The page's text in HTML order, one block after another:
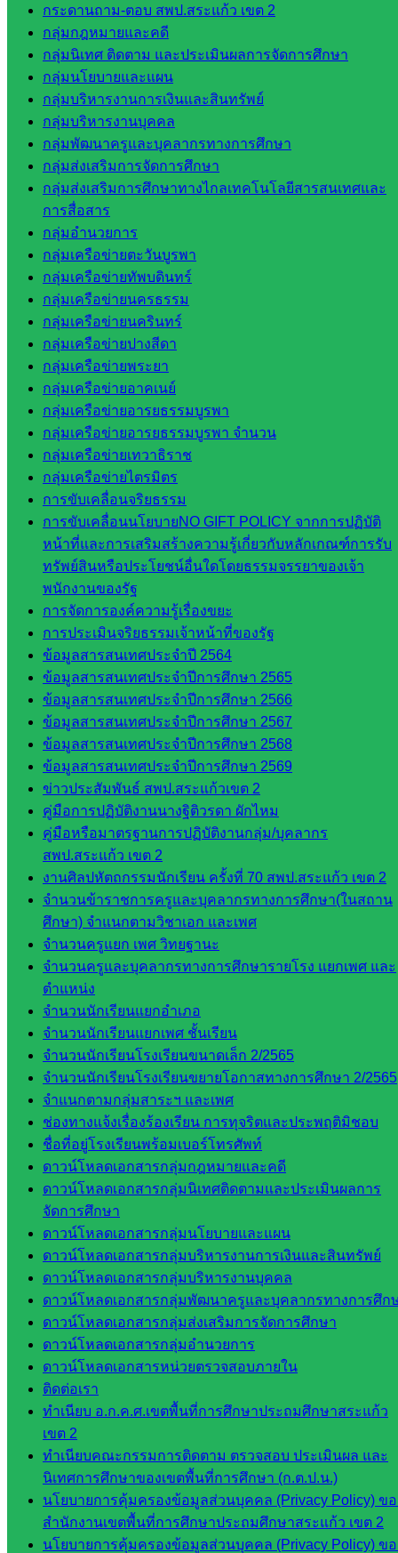
กระดานถาม-ตอบ สพป.สระแก้ว เขต 2
กลุ่มกฎหมายและคดี
กลุ่มนิเทศ ติดตาม และประเมินผลการจัดการศึกษา
กลุ่มนโยบายและแผน
กลุ่มบริหารงานการเงินและสินทรัพย์
กลุ่มบริหารงานบุคคล
กลุ่มพัฒนาครูและบุคลากรทางการศึกษา
กลุ่มส่งเสริมการจัดการศึกษา
กลุ่มส่งเสริมการศึกษาทางไกลเทคโนโลยีสารสนเทศและ
การสื่อสาร
กลุ่มอำนวยการ
กลุ่มเครือข่ายตะวันบูรพา
กลุ่มเครือข่ายทัพบดินทร์
กลุ่มเครือข่ายนครธรรม
กลุ่มเครือข่ายนครินทร์
กลุ่มเครือข่ายปางสีดา
กลุ่มเครือข่ายพระยา
กลุ่มเครือข่ายอาคเนย์
กลุ่มเครือข่ายอารยธรรมบูรพา
กลุ่มเครือข่ายอารยธรรมบูรพา จำนวน
กลุ่มเครือข่ายเทวาธิราช
กลุ่มเครือข่ายไตรมิตร
การขับเคลื่อนจริยธรรม
การขับเคลื่อนนโยบายNO GIFT POLICY จากการปฏิบัติ
หน้าที่และการเสริมสร้างความรู้เกี่ยวกับหลักเกณฑ์การรับ
ทรัพย์สินหรือประโยชน์อื่นใดโดยธรรมจรรยาของเจ้า
พนักงานของรัฐ
การจัดการองค์ความรู้เรื่องขยะ
การประเมินจริยธรรมเจ้าหน้าที่ของรัฐ
ข้อมูลสารสนเทศประจำปี 2564
ข้อมูลสารสนเทศประจำปีการศึกษา 2565
ข้อมูลสารสนเทศประจำปีการศึกษา 2566
ข้อมูลสารสนเทศประจำปีการศึกษา 2567
ข้อมูลสารสนเทศประจำปีการศึกษา 2568
ข้อมูลสารสนเทศประจำปีการศึกษา 2569
ข่าวประสัมพันธ์ สพป.สระแก้วเขต 2
คู่มือการปฏิบัติงานนางฐิติวรดา ผักไหม
คู่มือหรือมาตรฐานการปฏิบัติงานกลุ่ม/บุคลากร
สพป.สระแก้ว เขต 2
งานศิลปหัตถกรรมนักเรียน ครั้งที่ 70 สพป.สระแก้ว เขต 2
จำนวนข้าราชการครูและบุคลากรทางการศึกษา(ในสถาน
ศึกษา) จำแนกตามวิชาเอก และเพศ
จำนวนครูแยก เพศ วิทยฐานะ
จำนวนครูและบุคลากรทางการศึกษารายโรง แยกเพศ และ
ตำแหน่ง
จำนวนนักเรียนแยกอำเภอ
จำนวนนักเรียนแยกเพศ ชั้นเรียน
จำนวนนักเรียนโรงเรียนขนาดเล็ก 2/2565
จำนวนนักเรียนโรงเรียนขยายโอกาสทางการศึกษา 2/2565
จำแนกตามกลุ่มสาระฯ และเพศ
ช่องทางแจ้งเรื่องร้องเรียน การทุจริตและประพฤติมิชอบ
ชื่อที่อยู่โรงเรียนพร้อมเบอร์โทรศัพท์
ดาวน์โหลดเอกสารกลุ่มกฎหมายและคดี
ดาวน์โหลดเอกสารกลุ่มนิเทศติดตามและประเมินผลการ
จัดการศึกษา
ดาวน์โหลดเอกสารกลุ่มนโยบายและแผน
ดาวน์โหลดเอกสารกลุ่มบริหารงานการเงินและสินทรัพย์
ดาวน์โหลดเอกสารกลุ่มบริหารงานบุคคล
ดาวน์โหลดเอกสารกลุ่มพัฒนาครูและบุคลากรทางการศึก
ดาวน์โหลดเอกสารกลุ่มส่งเสริมการจัดการศึกษา
ดาวน์โหลดเอกสารกลุ่มอำนวยการ
ดาวน์โหลดเอกสารหน่วยตรวจสอบภายใน
ติดต่อเรา
ทำเนียบ อ.ก.ค.ศ.เขตพื้นที่การศึกษาประถมศึกษาสระแก้ว
เขต 2
ทำเนียบคณะกรรมการติดตาม ตรวจสอบ ประเมินผล และ
นิเทศการศึกษาของเขตพื้นที่การศึกษา (ก.ต.ป.น.)
นโยบายการคุ้มครองข้อมูลส่วนบุคคล (Privacy Policy) ข
สำนักงานเขตพื้นที่การศึกษาประถมศึกษาสระแก้ว เขต 2
นโยบายการคุ้มครองข้อมูลส่วนบุคคล (Privacy Policy) ข
ในสังกัด
สพป.สระแก้ว
เขต 2
วิทยาลัย
เทคนิค
สระแก้ว
วิทยาลัย
เทคนิค
วังน้ำเย็น
กศน.สระแก้ว
เว็บไซต์
กลุ่มงาน
ใน
สำนักงาน
กลุ่
มอำนวย
การ
กลุ่ม
บริหาร
งานงาน
เงินและ
สินทรัพย์
กลุ่มน
โยบาย
และแผน
กลุ่มส่ง
เสริมการ
จัดการ
ศึกษา
กลุ่ม
บริหาร
งาน
บุคคล
กลุ่ม
พัฒนาครู
และบุ
คลากรฯ
กลุ่มนิ
เทศ
ติดตาม
และประ
เมินผลฯ
เว็บไซต์
หลักสูตร
ต้าน
ทุจริต
ห้อง
นิเทศ
ศน.นิพนธ์
พรมพิไล
ห้อง
นิเทศ
ศน.ชยา
ศน.อัญชลี
ห้อง
นิเทศ
ดร.สราว
ดี เพ็งศรี
โคตร
เว็บไซต์
คณะ
กรรมการ
ก.ต.ป.น.